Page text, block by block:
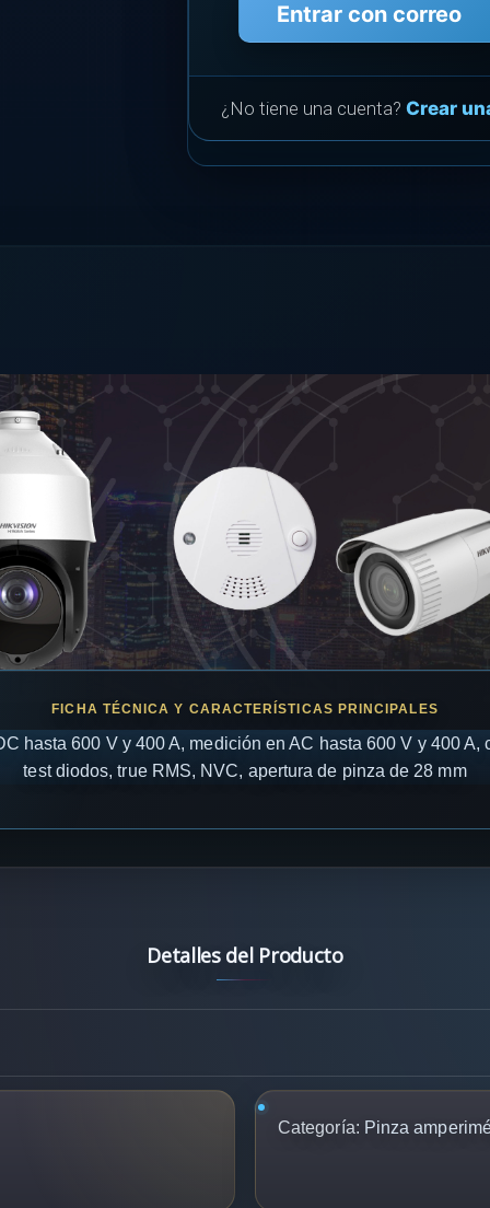
Entrar con correo
¿No tiene una cuenta? Crear
hasta 600 V y 400 A, medición en AC hasta 600 V y 400
test diodos, true RMS, NVC, apertura de pinza de 28 mm
Detalles del Producto
Categoría: Pinza